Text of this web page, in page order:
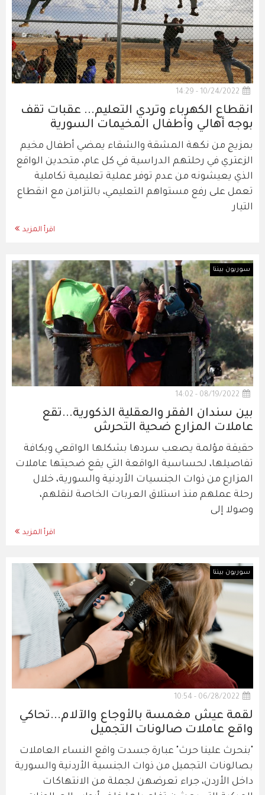
10/24/2022 - 14:29
انقطاع الكهرباء وتردي التعليم... عقبات تقف
بوجه أهالي وأطفال المخيمات السورية
بمزيج من نكهة المشقة والشقاء يمضي أطفال مخيم
الزعتري في رحلتهم الدراسية في كل عام، متحدين الواقع
الذي يعيشونه من عدم توفر عملية تعليمية تكاملية
تعمل على رفع مستواهم التعليمي، بالتزامن مع انقطاع
التيار
اقرأ المزيد
سوريون بيننا
08/19/2022 - 14:02
بين سندان الفقر والعقلية الذكورية...تقع
عاملات المزارع ضحية التحرش
حقيقة مؤلمة يصعب سردها بشكلها الواقعي وبكافة
تفاصيلها، لحساسية الواقعة التي يقع ضحيتها عاملات
المزارع من ذوات الجنسيات الأردنية والسورية، خلال
رحلة عملهم منذ استلاق العربات الخاصة لنقلهم،
وصولا إلى
اقرأ المزيد
سوريون بيننا
06/28/2022 - 10:54
‎لقمة عيش مغمسة بالأوجاع والآلام...تحاكي
واقع عاملات صالونات التجميل
"بنحرث علينا حرث" عبارة جسدت واقع النساء العاملات
بصالونات التجميل من ذوات الجنسية الأردنية والسورية
داخل الأردن، جراء تعرضهن لجملة من الانتهاكات